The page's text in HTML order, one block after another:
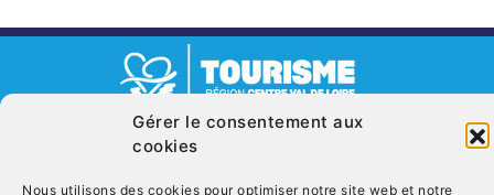
Gérer le consentement aux
cookies
Nous utilisons des cookies pour optimiser notre site web et notre
© Copyright 2026. CRT Centre-Val De Loire